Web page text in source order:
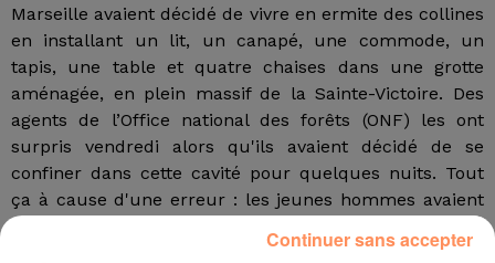
Marseille avaient décidé de vivre en ermite des collines
en installant un lit, un canapé, une commode, un
tapis, une table et quatre chaises dans une grotte
aménagée, en plein massif de la Sainte-Victoire. Des
agents de l’Office national des forêts (ONF) les ont
surpris vendredi alors qu'ils avaient décidé de se
confiner dans cette cavité pour quelques nuits. Tout
ça à cause d'une erreur : les jeunes hommes avaient
forestier, interdit au public depuis la fin du mois de
Continuer sans accepter